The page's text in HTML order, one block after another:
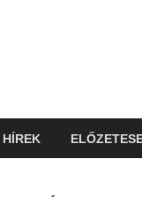
HÍREK